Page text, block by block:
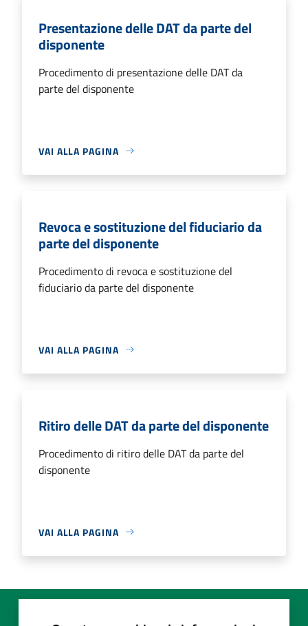
Presentazione delle DAT da parte del
disponente
Procedimento di presentazione delle DAT da
parte del disponente
VAI ALLA PAGINA
Revoca e sostituzione del fiduciario da
parte del disponente
Procedimento di revoca e sostituzione del
fiduciario da parte del disponente
VAI ALLA PAGINA
Ritiro delle DAT da parte del disponente
Procedimento di ritiro delle DAT da parte del
disponente
VAI ALLA PAGINA